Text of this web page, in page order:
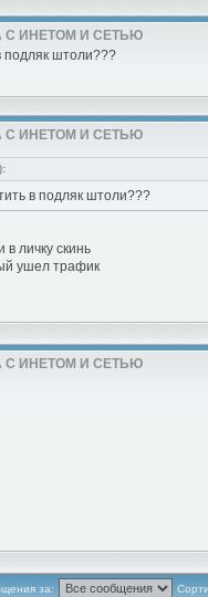
С ИНЕТОМ И СЕТЬЮ
подляк штоли???
С ИНЕТОМ И СЕТЬЮ
в подляк штоли???
в личку скинь
ушел трафик
С ИНЕТОМ И СЕТЬЮ
за: